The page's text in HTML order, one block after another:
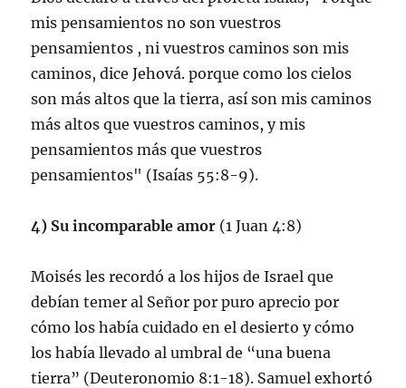
mis pensamientos no son vuestros
pensamientos , ni vuestros caminos son mis
caminos, dice Jehová. porque como los cielos
son más altos que la tierra, así son mis caminos
más altos que vuestros caminos, y mis
pensamientos más que vuestros
pensamientos" (Isaías 55:8-9).
4) Su incomparable amor (1 Juan 4:8)
Moisés les recordó a los hijos de Israel que
debían temer al Señor por puro aprecio por
cómo los había cuidado en el desierto y cómo
los había llevado al umbral de “una buena
tierra” (Deuteronomio 8:1-18). Samuel exhortó